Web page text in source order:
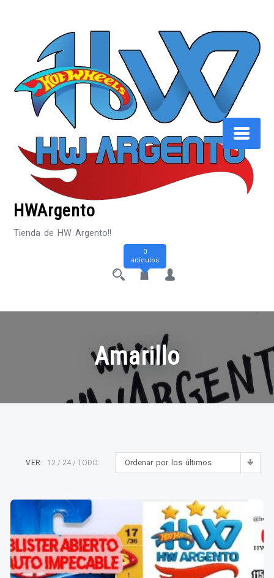
HWArgento
Tienda de HW Argento!!
0
artículos
Amarillo
Ordenar por los últimos
VER: 12 24 TODO: